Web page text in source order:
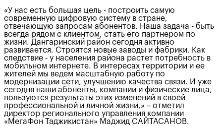
«У нас есть большая цель - построить самую
современную цифровую систему в стране,
отвечающую запросам абонентов. Наша задача - быть
всегда рядом с клиентом, стать его партнером по
жизни. Дангаринский район сегодня активно
развивается. Строятся новые заводы и фабрики. Как
следствие - у населения района растет потребность в
мобильном интернете. В интересах территории и ее
жителей мы ведем масштабную работу по
модернизации сети, улучшению качества связи. И уже
сегодня наши абоненты, компании и физические лица,
пользуются результаты этих изменений в своей
профессиональной и личной жизни,» – отметил
директор регионального управления компании
«МегаФон Таджикистан» Маджид САЙТАСАНОВ.